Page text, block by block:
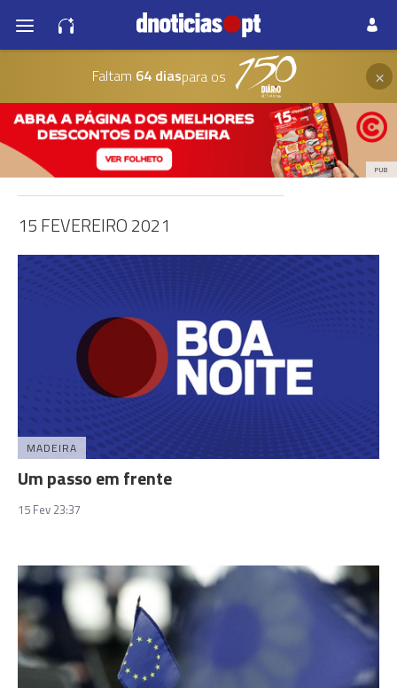
Faltam 64 diaspara os ×
PUB
15 FEVEREIRO 2021
MADEIRA
Um passo em frente
15 Fev 23:37